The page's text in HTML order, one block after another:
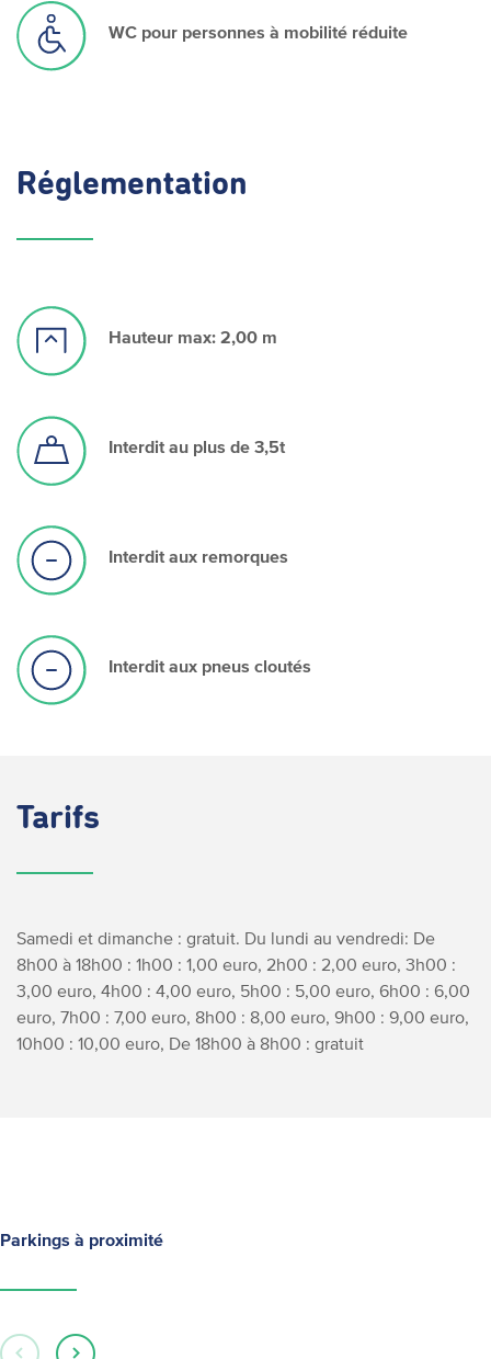
WC pour personnes à mobilité réduite
Réglementation
Hauteur max: 2,00 m
Interdit au plus de 3,5t
Interdit aux remorques
Interdit aux pneus cloutés
Tarifs
Samedi et dimanche : gratuit. Du lundi au vendredi: De
8h00 à 18h00 : 1h00 : 1,00 euro, 2h00 : 2,00 euro, 3h00 :
3,00 euro, 4h00 : 4,00 euro, 5h00 : 5,00 euro, 6h00 : 6,00
euro, 7h00 : 7,00 euro, 8h00 : 8,00 euro, 9h00 : 9,00 euro,
10h00 : 10,00 euro, De 18h00 à 8h00 : gratuit
Parkings à proximité